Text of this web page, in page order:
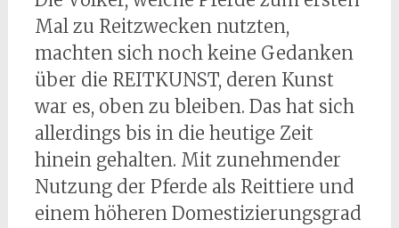
Mal zu Reitzwecken nutzten,
machten sich noch keine Gedanken
über die REITKUNST, deren Kunst
war es, oben zu bleiben. Das hat sich
allerdings bis in die heutige Zeit
hinein gehalten. Mit zunehmender
Nutzung der Pferde als Reittiere und
einem höheren Domestizierungsgrad